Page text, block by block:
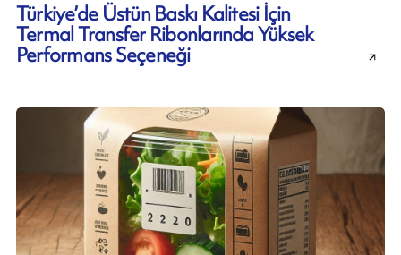
Türkiye’de Üstün Baskı Kalitesi İçin
Termal Transfer Ribonlarında Yüksek
Performans Seçeneği